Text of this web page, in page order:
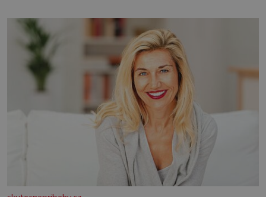
se na koloběžce a den zakončit poznáváním památek ve
Velkých Losinách nebo v termálním